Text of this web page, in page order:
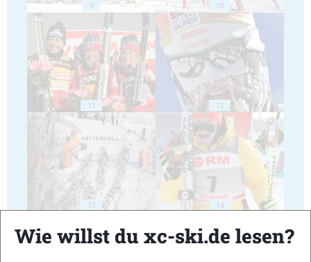
9 10
11 12
13 14
Wie willst du xc-ski.de lesen?